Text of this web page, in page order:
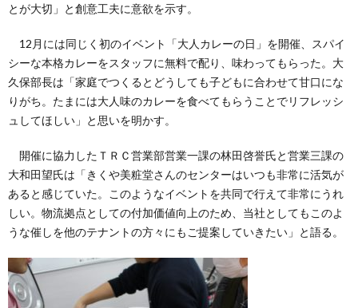
とが大切」と創意工夫に意欲を示す。
12月には同じく初のイベント「大人カレーの日」を開催、スパイ
シーな本格カレーをスタッフに無料で配り、味わってもらった。大
久保部長は「家庭でつくるとどうしても子どもに合わせて甘口にな
りがち。たまには大人味のカレーを食べてもらうことでリフレッシ
ュしてほしい」と思いを明かす。
開催に協力したＴＲＣ営業部営業一課の林田啓誉氏と営業三課の
大和田望氏は「きくや美粧堂さんのセンターはいつも非常に活気が
あると感じていた。このようなイベントを共同で行えて非常にうれ
しい。物流拠点としての付加価値向上のため、当社としてもこのよ
うな催しを他のテナントの方々にもご提案していきたい」と語る。